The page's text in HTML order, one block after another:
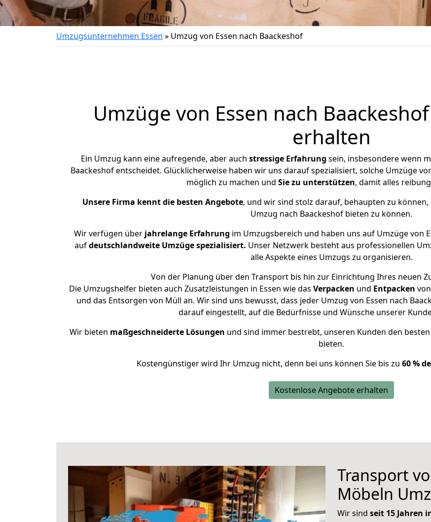
Umzugsunternehmen Essen » Umzug von Essen nach Baackeshof
Umzüge von Essen nach
erhalten
Ein Umzug kann eine aufregende, aber auch stressige Erfahrung sein, insbesondere wenn
Baackeshof entscheidet. Glücklicherweise haben wir uns darauf spezialisiert, solche Umzüge
möglich zu machen und Sie zu unterstützen, damit alles
Unsere Firma kennt die besten Angebote, und wir sind stolz darauf, behaupten zu
Umzug nach Baackeshof bieten zu können.
Wir verfügen über jahrelange Erfahrung im Umzugsbereich und haben uns auf Umzüge von
aufdeutschlandweite Umzüge spezialisiert. Unser Netzwerk besteht aus professionellen
alle Aspekte eines Umzugs zu organisieren.
Von der Planung über den Transport bis hin zur Einrichtung Ihres neuen
Die Umzugshelfer bieten auch Zusatzleistungen in Essen wie das Verpacken und Entpacken von
und das Entsorgen von Müll an. Wir sind uns bewusst, dass jeder Umzug von Essen nach
darauf eingestellt, auf die Bedürfnisse und Wünsche unserer
Wir bieten maßgeschneiderte Lösungen und sind immer bestrebt, unseren Kunden den besten
bieten.
Kostengünstiger wird Ihr Umzug nicht, denn bei uns können Sie bis zu 60 %
Kostenlose Angebote erhalten
Transport
Möbeln
Wir sind seit 15 Jahren